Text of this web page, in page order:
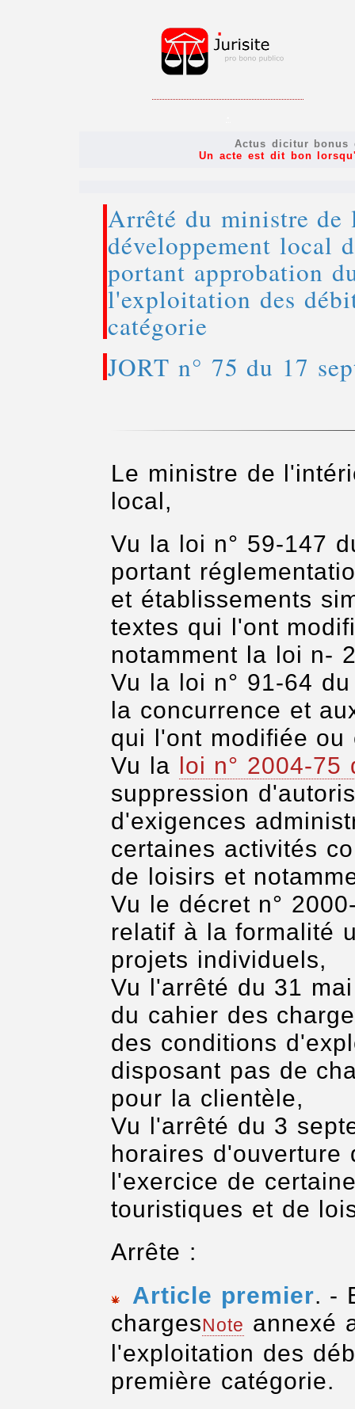
Actus dicitur
Un acte est dit bon
Arrêté du ministre
développement local
portant approbation
l'exploitation des
catégorie
JORT n° 75 du 17
Le ministre de
local,
Vu la loi n° 59-147
portant
et établissements
textes qui l'ont
notamment la loi n-
Vu la loi n° 91-64
la concurrence et
qui l'ont modifiée ou
Vu la
loi n° 2004-
suppression
d'exigences
certaines activités
de loisirs et
Vu le décret n°
relatif à la formalité
projets individuels,
Vu l'arrêté du 31
du cahier des
des conditions
disposant pas de
pour la clientèle,
Vu l'arrêté du 3
horaires d'ouverture
l'exercice de
touristiques et de
Arrête :
Article premier. -
chargesNote annexé
l'exploitation des
première catégorie.